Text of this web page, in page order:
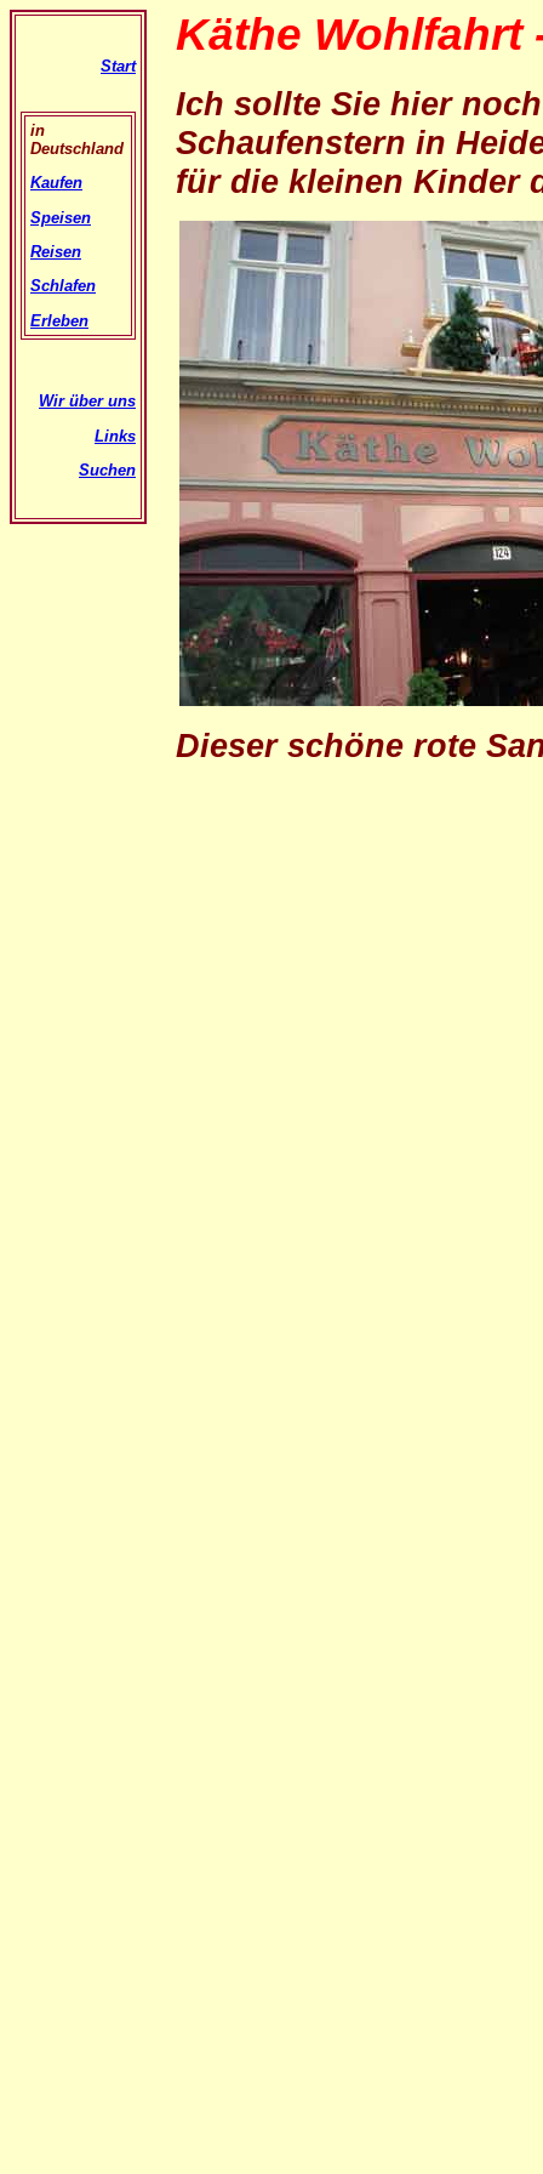
Start
in
Deutschland
Kaufen
Speisen
Reisen
Schlafen
Erleben
Wir über uns
Links
Suchen
Käthe Wohlfahrt
Ich sollte Sie hier
Schaufenstern in
für die kleinen Kinder
Dieser schöne rote